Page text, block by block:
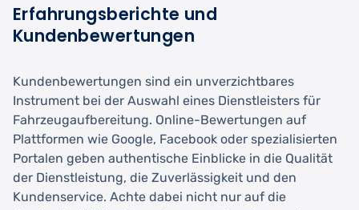
Erfahrungsberichte und
Kundenbewertungen
Kundenbewertungen sind ein unverzichtbares
Instrument bei der Auswahl eines Dienstleisters für
Fahrzeugaufbereitung. Online-Bewertungen auf
Plattformen wie Google, Facebook oder spezialisierten
Portalen geben authentische Einblicke in die Qualität
der Dienstleistung, die Zuverlässigkeit und den
Kundenservice. Achte dabei nicht nur auf die